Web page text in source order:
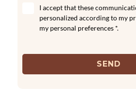
I accept that these
personalized according to my
my personal preferences *.
SEND